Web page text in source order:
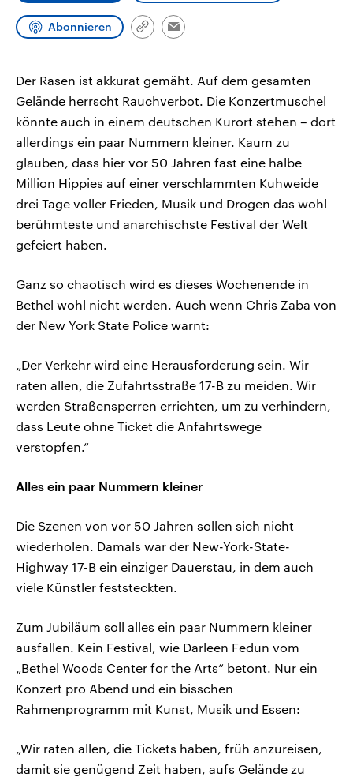
Abonnieren
Link
Email
Der Rasen ist akkurat gemäht. Auf dem gesamten
Gelände herrscht Rauchverbot. Die Konzertmuschel
könnte auch in einem deutschen Kurort stehen – dort
allerdings ein paar Nummern kleiner. Kaum zu
glauben, dass hier vor 50 Jahren fast eine halbe
Million Hippies auf einer verschlammten Kuhweide
drei Tage voller Frieden, Musik und Drogen das wohl
berühmteste und anarchischste Festival der Welt
gefeiert haben.
Ganz so chaotisch wird es dieses Wochenende in
Bethel wohl nicht werden. Auch wenn Chris Zaba von
der New York State Police warnt:
„Der Verkehr wird eine Herausforderung sein. Wir
raten allen, die Zufahrtsstraße 17-B zu meiden. Wir
werden Straßensperren errichten, um zu verhindern,
dass Leute ohne Ticket die Anfahrtswege
verstopfen.“
Alles ein paar Nummern kleiner
Die Szenen von vor 50 Jahren sollen sich nicht
wiederholen. Damals war der New-York-State-
Highway 17-B ein einziger Dauerstau, in dem auch
viele Künstler feststeckten.
Zum Jubiläum soll alles ein paar Nummern kleiner
ausfallen. Kein Festival, wie Darleen Fedun vom
„Bethel Woods Center for the Arts“ betont. Nur ein
Konzert pro Abend und ein bisschen
Rahmenprogramm mit Kunst, Musik und Essen:
„Wir raten allen, die Tickets haben, früh anzureisen,
damit sie genügend Zeit haben, aufs Gelände zu